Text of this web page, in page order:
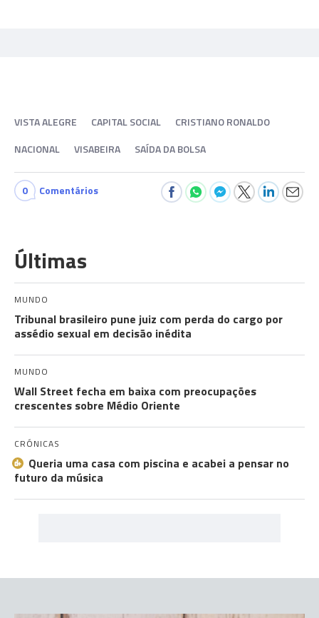
VISTA ALEGRE CAPITAL SOCIAL
CRISTIANO RONALDO
NACIONAL
VISABEIRA SAÍDA DA BOLSA
0 Comentários
Últimas
MUNDO
Tribunal brasileiro pune juiz com perda do cargo por
assédio sexual em decisão inédita
MUNDO
Wall Street fecha em baixa com preocupações
crescentes sobre Médio Oriente
CRÓNICAS
Queria uma casa com piscina e acabei a pensar no
futuro da música